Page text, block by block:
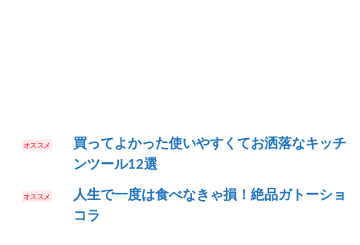
買ってよかった使いやすくてお洒落なキッチ
ンツール12選
人生で一度は食べなきゃ損！絶品ガトーショ
コラ